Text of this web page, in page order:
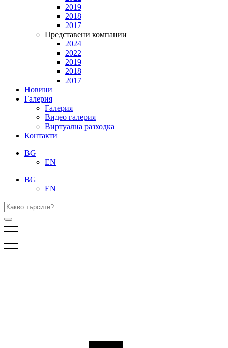
2019
2018
2017
Представени компании
2024
2022
2019
2018
2017
Новини
Галерия
Галерия
Видео галерия
Виртуална разходка
Контакти
BG
EN
BG
EN